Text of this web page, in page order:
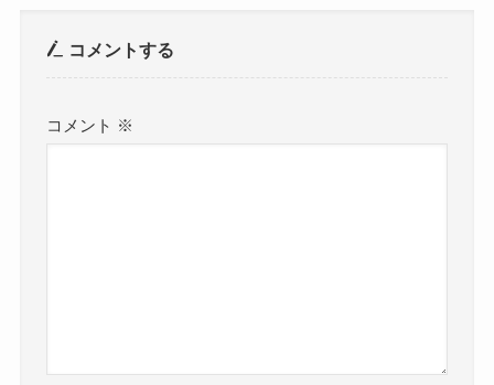
コメントする
コメント ※